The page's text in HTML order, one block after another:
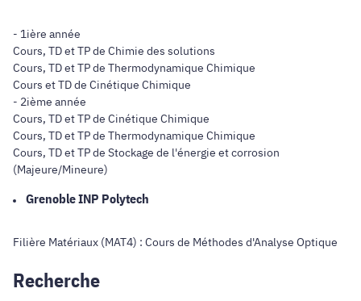
- 1ière année
Cours, TD et TP de Chimie des solutions
Cours, TD et TP de Thermodynamique Chimique
Cours et TD de Cinétique Chimique
- 2ième année
Cours, TD et TP de Cinétique Chimique
Cours, TD et TP de Thermodynamique Chimique
Cours, TD et TP de Stockage de l'énergie et corrosion
(Majeure/Mineure)
Grenoble INP Polytech
Filière Matériaux (MAT4) : Cours de Méthodes d'Analyse Optique
Recherche